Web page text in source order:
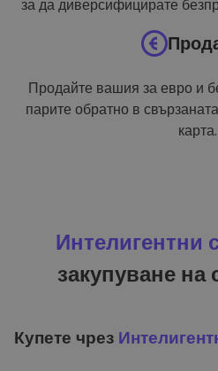
за да диверсифицирате
Продайте вашия за евро и
парите обратно в
карта.
Интелигентни
закупуване
Купете чрез